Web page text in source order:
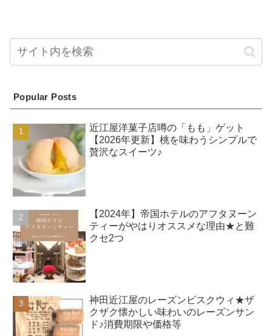
Popular Posts
近江屋洋菓子店噂の「もも」ゲット
【2026年更新】桃を味わうシンプルで
贅沢なスイーツ♪
【2024年】帝国ホテルのアフタヌーン
ティーがやはりオススメな理由★と難
クセ2つ
神田近江屋のレーズンビスクウィ★ザ
クザク懐かしい味わいのレーズンサン
ド♪消費期限や価格等